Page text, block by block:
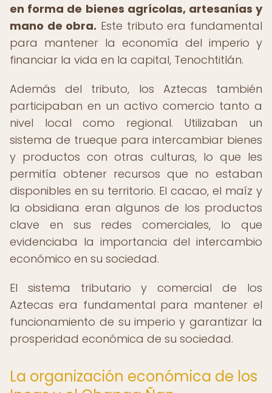
en forma de bienes agrícolas, artesanías y
mano de obra. Este tributo era fundamental
para mantener la economía del imperio y
financiar la vida en la capital, Tenochtitlán.
Además del tributo, los Aztecas también
participaban en un activo comercio tanto a
nivel local como regional. Utilizaban un
sistema de trueque para intercambiar bienes
y productos con otras culturas, lo que les
permitía obtener recursos que no estaban
disponibles en su territorio. El cacao, el maíz y
la obsidiana eran algunos de los productos
clave en sus redes comerciales, lo que
evidenciaba la importancia del intercambio
económico en su sociedad.
El sistema tributario y comercial de los
Aztecas era fundamental para mantener el
funcionamiento de su imperio y garantizar la
prosperidad económica de su sociedad.
La organización económica de los